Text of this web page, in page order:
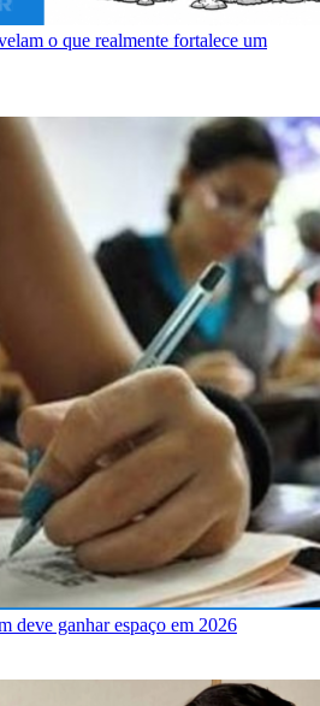
o que realmente fortalece um
deve ganhar espaço em 2026